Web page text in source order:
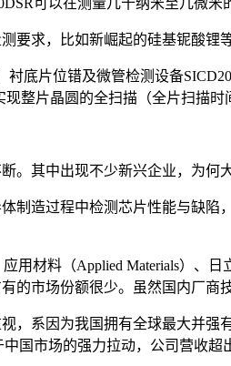
可以在测量几十纳米至几微
要求，比如新崛起的硅基铌酸锂等
底片位错及微管检测设备
整片晶圆的全扫描（全片扫描
。其中出现不少新兴企业，为何
制造过程中检测芯片性能与缺
用材料（Applied Materials）、
的市场份额很少。虽然国内厂商
，系因为我国拥有全球最大并
国市场的强力拉动，公司营收